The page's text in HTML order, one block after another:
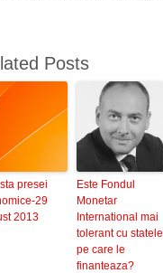
Posts
presei
29
2013
Este Fondul
Monetar
International mai
tolerant cu statele
pe care le
finanteaza?